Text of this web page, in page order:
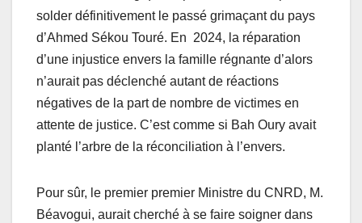
solder définitivement le passé grimaçant du pays
d’Ahmed Sékou Touré. En 2024, la réparation
d’une injustice envers la famille régnante d’alors
n’aurait pas déclenché autant de réactions
négatives de la part de nombre de victimes en
attente de justice. C’est comme si Bah Oury avait
planté l’arbre de la réconciliation à l’envers.
Pour sûr, le premier premier Ministre du CNRD, M.
Béavogui, aurait cherché à se faire soigner dans